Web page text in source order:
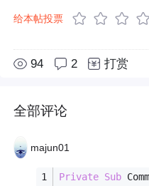
给本帖投票
94 2 打赏
全部评论
majun01
Private Sub